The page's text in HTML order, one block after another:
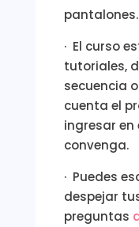
pantalones.
· El curso
tutoriales,
secuencia
cuenta el
ingresar en
convenga.
· Puedes
despejar
preguntas